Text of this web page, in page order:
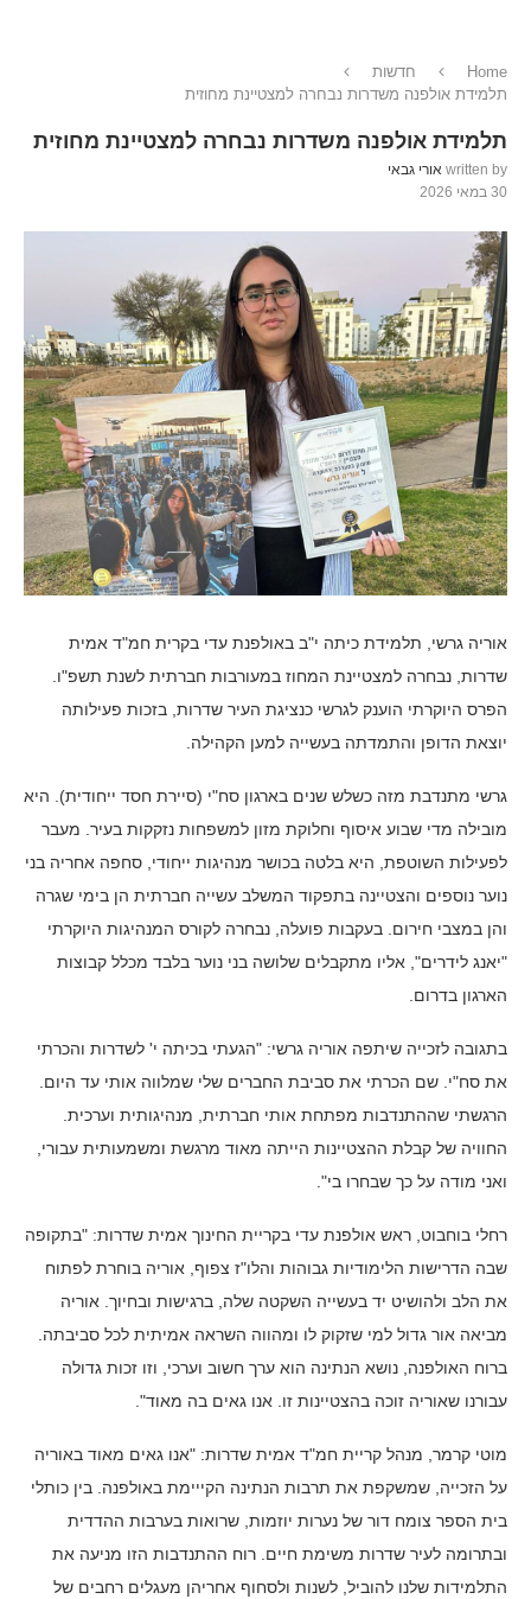
Home
חדשות
תלמידת אולפנה משדרות נבחרה למצטיינת מחוזית
תלמידת אולפנה משדרות נבחרה למצטיינת מחוזית
written by אורי גבאי
30 במאי 2026
אוריה גרשי, תלמידת כיתה י"ב באולפנת עדי בקרית חמ"ד אמית
שדרות, נבחרה למצטיינת המחוז במעורבות חברתית לשנת תשפ"ו.
הפרס היוקרתי הוענק לגרשי כנציגת העיר שדרות, בזכות פעילותה
יוצאת הדופן והתמדתה בעשייה למען הקהילה.
גרשי מתנדבת מזה כשלש שנים בארגון סח"י (סיירת חסד ייחודית). היא
מובילה מדי שבוע איסוף וחלוקת מזון למשפחות נזקקות בעיר. מעבר
לפעילות השוטפת, היא בלטה בכושר מנהיגות ייחודי, סחפה אחריה בני
נוער נוספים והצטיינה בתפקוד המשלב עשייה חברתית הן בימי שגרה
והן במצבי חירום. בעקבות פועלה, נבחרה לקורס המנהיגות היוקרתי
"יאנג לידרים", אליו מתקבלים שלושה בני נוער בלבד מכלל קבוצות
הארגון בדרום.
בתגובה לזכייה שיתפה אוריה גרשי: "הגעתי בכיתה י' לשדרות והכרתי
את סח"י. שם הכרתי את סביבת החברים שלי שמלווה אותי עד היום.
הרגשתי שההתנדבות מפתחת אותי חברתית, מנהיגותית וערכית.
החוויה של קבלת ההצטיינות הייתה מאוד מרגשת ומשמעותית עבורי,
ואני מודה על כך שבחרו בי".
רחלי בוחבוט, ראש אולפנת עדי בקריית החינוך אמית שדרות: "בתקופה
שבה הדרישות הלימודיות גבוהות והלו"ז צפוף, אוריה בוחרת לפתוח
את הלב ולהושיט יד בעשייה השקטה שלה, ברגישות ובחיוך. אוריה
מביאה אור גדול למי שזקוק לו ומהווה השראה אמיתית לכל סביבתה.
ברוח האולפנה, נושא הנתינה הוא ערך חשוב וערכי, וזו זכות גדולה
עבורנו שאוריה זוכה בהצטיינות זו. אנו גאים בה מאוד".
מוטי קרמר, מנהל קריית חמ"ד אמית שדרות: "אנו גאים מאוד באוריה
על הזכייה, שמשקפת את תרבות הנתינה הקייימת באולפנה. בין כותלי
בית הספר צומח דור של נערות יוזמות, שרואות בערבות ההדדית
ובתרומה לעיר שדרות משימת חיים. רוח ההתנדבות הזו מניעה את
התלמידות שלנו להוביל, לשנות ולסחוף אחריהן מעגלים רחבים של